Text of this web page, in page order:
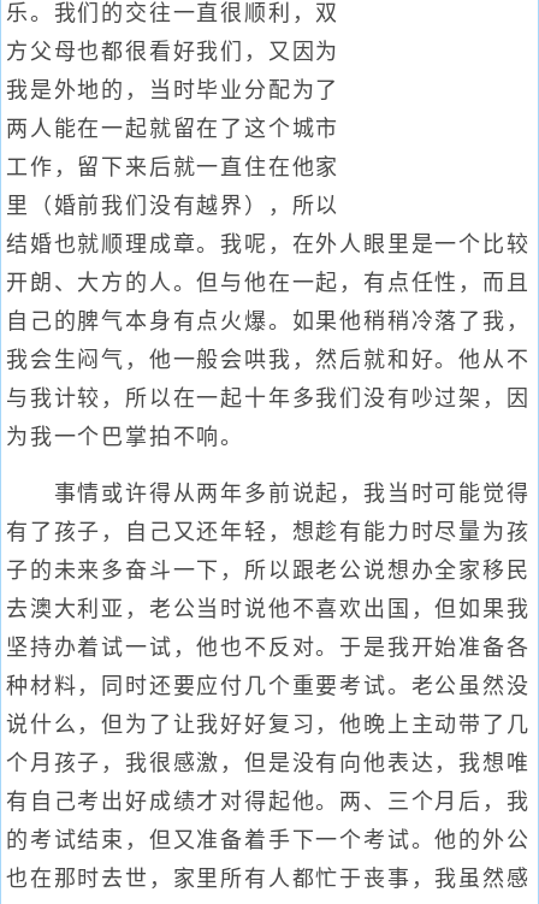
乐。我们的交往一直很顺利，双
方父母也都很看好我们，又因为
我是外地的，当时毕业分配为了
两人能在一起就留在了这个城市
工作，留下来后就一直住在他家
里（婚前我们没有越界），所以
结婚也就顺理成章。我呢，在外人眼里是一个比较
开朗、大方的人。但与他在一起，有点任性，而且
自己的脾气本身有点火爆。如果他稍稍冷落了我，
我会生闷气，他一般会哄我，然后就和好。他从不
与我计较，所以在一起十年多我们没有吵过架，因
为我一个巴掌拍不响。
事情或许得从两年多前说起，我当时可能觉得
有了孩子，自己又还年轻，想趁有能力时尽量为孩
子的未来多奋斗一下，所以跟老公说想办全家移民
去澳大利亚，老公当时说他不喜欢出国，但如果我
坚持办着试一试，他也不反对。于是我开始准备各
种材料，同时还要应付几个重要考试。老公虽然没
说什么，但为了让我好好复习，他晚上主动带了几
个月孩子，我很感激，但是没有向他表达，我想唯
有自己考出好成绩才对得起他。两、三个月后，我
的考试结束，但又准备着手下一个考试。他的外公
也在那时去世，家里所有人都忙于丧事，我虽然感